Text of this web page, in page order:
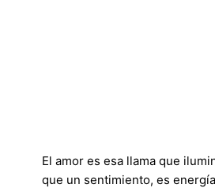
El amor es esa llama que
que un sentimiento, es